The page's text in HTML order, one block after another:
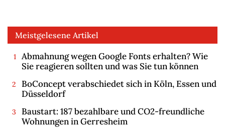
Meistgelesene Artikel
Abmahnung wegen Google Fonts erhalten? Wie
Sie reagieren sollten und was Sie tun können
BoConcept verabschiedet sich in Köln, Essen und
Düsseldorf
Baustart: 187 bezahlbare und CO2-freundliche
Wohnungen in Gerresheim